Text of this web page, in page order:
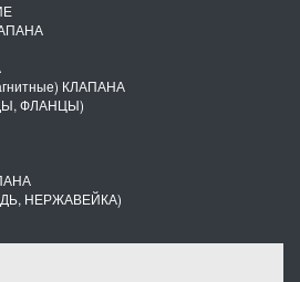
КЛАПАНА
ФЛАНЦЫ)
НЕРЖАВЕЙКА)